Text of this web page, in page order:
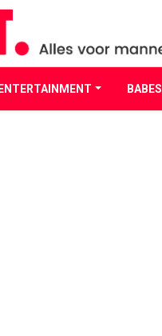
ENTERTAINMENT BABES